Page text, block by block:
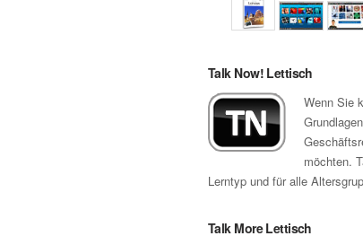
Talk Now! Lettisch
Wenn Sie
möchten.
Lerntyp und für alle
Talk More Lettisch